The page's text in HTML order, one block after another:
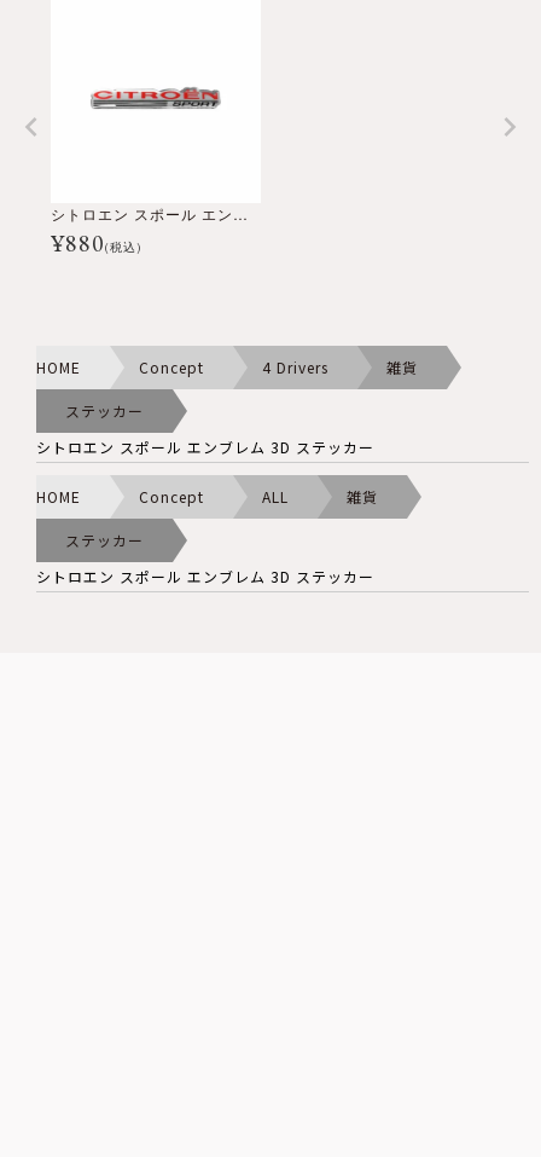
シトロエン スポール エンブレム 3D ステッカー
¥880(税込)
HOME Concept 4 Drivers 雑貨
ステッカー
シトロエン スポール エンブレム 3D ステッカー
HOME Concept ALL 雑貨
ステッカー
シトロエン スポール エンブレム 3D ステッカー